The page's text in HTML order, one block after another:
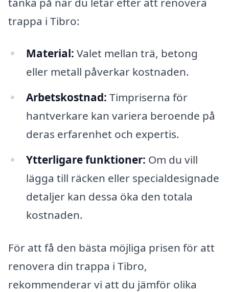
trappa i Tibro:
Material: Valet mellan trä, betong
eller metall påverkar kostnaden.
Arbetskostnad: Timpriserna för
hantverkare kan variera beroende på
deras erfarenhet och expertis.
Ytterligare funktioner: Om du vill
lägga till räcken eller specialdesignade
detaljer kan dessa öka den totala
kostnaden.
För att få den bästa möjliga prisen för att
renovera din trappa i Tibro,
rekommenderar vi att du jämför olika